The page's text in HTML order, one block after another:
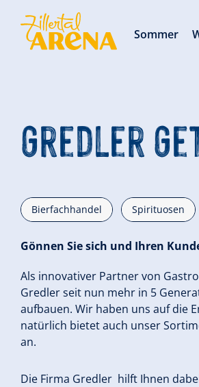
Gredler
Bierfachhandel Spirituosen
Gönnen Sie sich und Ihren
Als innovativer Partner von
Gredler seit nun mehr in 5
aufbauen. Wir haben uns auf die
natürlich bietet auch unser
an.
Die Firma Gredler hilft Ihnen
Sommer